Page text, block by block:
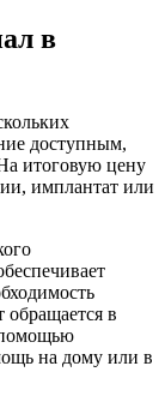
в
доступным,
итоговую цену
имплантат или
обращается в
помощью
на дому или в